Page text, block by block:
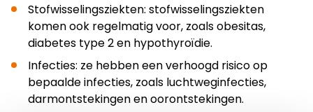
Stofwisselingsziekten: stofwisselingsziekten
komen ook regelmatig voor, zoals obesitas,
diabetes type 2 en hypothyroïdie.
Infecties: ze hebben een verhoogd risico op
bepaalde infecties, zoals luchtweginfecties,
darmontstekingen en oorontstekingen.